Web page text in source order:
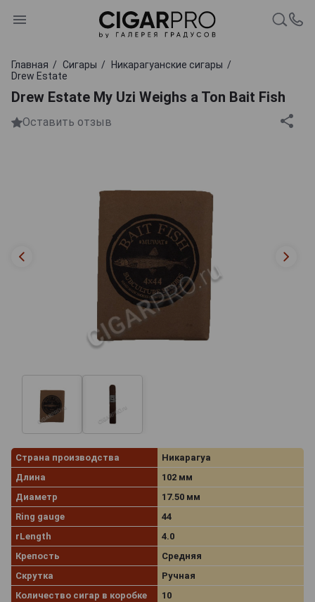
Главная Сигары
Никарагуанские сигары
Drew Estate
Drew Estate My Uzi Weighs a Ton Bait Fish
Оставить отзыв
Страна производства
Никарагуа
Длина
102 мм
Диаметр
17.50 мм
Ring gauge
44
rLength
4.0
Крепость
Средняя
Скрутка
Ручная
Количество сигар в коробке
10